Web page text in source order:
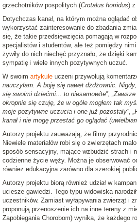
grzechotników pospolitych (Crotalus horridus) z
Dotychczas kanał, na którym można oglądać
wykorzystać zainteresowanie do zbadania
się, że takie przedsięwzięcia pomagają w
specjalistów i studentów, ale też pomiędzy
żywiły do nich niechęć przyznało, że dzięki
sympatię i wiele innych pozytywnych uczuć.
W swoim artykuleuczeni przywołują
nauczyłam. A boję się nawet dżdżownic.
się swoimi dziećmi... to niesamowite”,
okropnie się czuję, że w ogóle mogłem tak
moje pozytywne uczucia i one już pozostały”,
kanał i nie mogę przestać go oglądać
Autorzy projektu zauważają, że filmy
Niewiele materiałów robi się o zwierzętach
sposób sensacyjny, mające wzbudzić strach i
codzienne życie węży. Można je obserwować
również edukacyjna zarówno dla szerokiej
Autorzy projektu biorą również udział w
uciesze gawiedzi. Tego typu widowiska
uczestników. Zamiast wyłapywania zwierząt i
proponują przenoszenie ich na inne tereny z
Zapobiegania Chorobom) wynika, że każdego